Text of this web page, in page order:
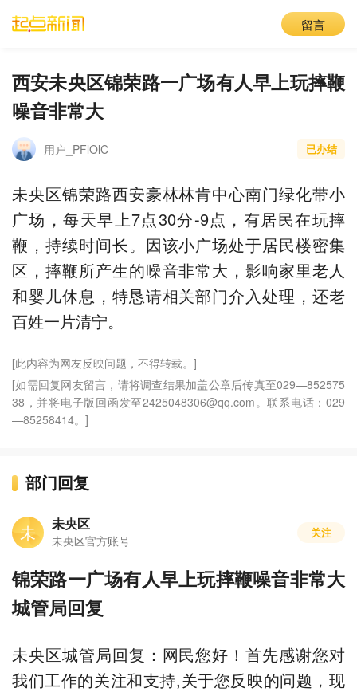
留言
西安未央区锦荣路一广场有人早上玩摔鞭
噪音非常大
用户_PFlOlC 已办结
未央区锦荣路西安豪林林肯中心南门绿化带小
广场，每天早上7点30分-9点，有居民在玩摔
鞭，持续时间长。因该小广场处于居民楼密集
区，摔鞭所产生的噪音非常大，影响家里老人
和婴儿休息，特恳请相关部门介入处理，还老
百姓一片清宁。
[此内容为网友反映问题，不得转载。]
[如需回复网友留言，请将调查结果加盖公章后传真至029—852575
38，并将电子版回函发至2425048306@qq.com。联系电话：029
—85258414。]
部门回复
未 未央区
未央区官方账号
关注
锦荣路一广场有人早上玩摔鞭噪音非常大
城管局回复
未央区城管局回复：网民您好！首先感谢您对
我们工作的关注和支持,关于您反映的问题，现